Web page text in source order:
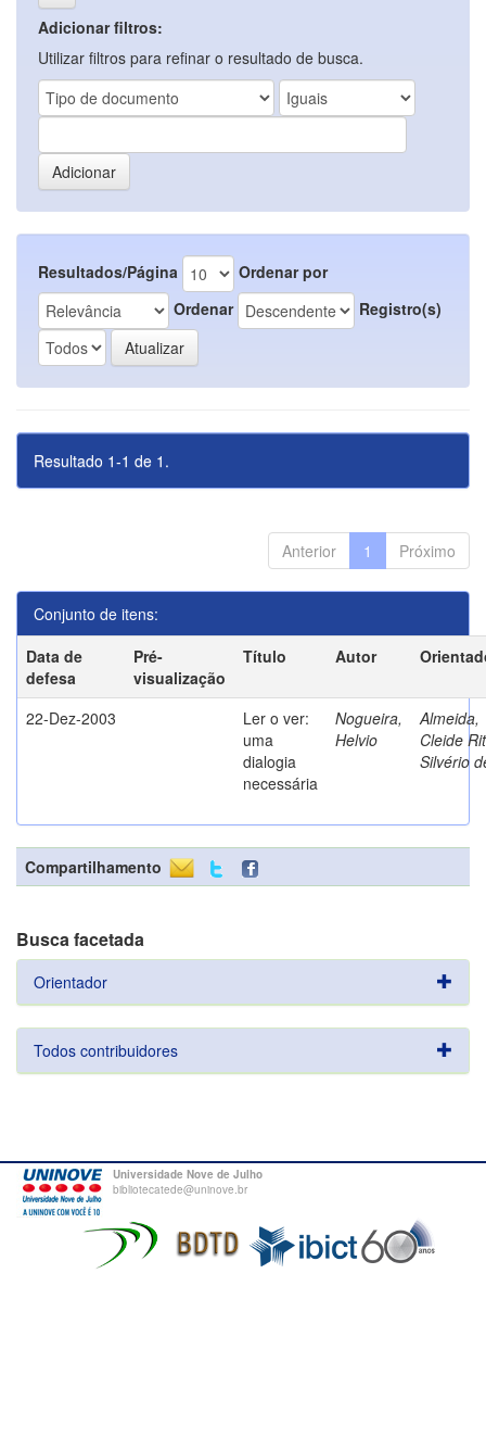
Adicionar filtros:
Utilizar filtros para refinar o resultado de busca.
Resultados/Página
Ordenar por
Ordenar
Registro(s)
Resultado 1-1 de 1.
Anterior 1 Próximo
Conjunto de itens:
Data de
defesa
Pré-
visualização
Título Autor
22-Dez-2003
Ler o ver:
uma
dialogia
necessária
Nogueira,
Helvio
Almeida,
Cleide
Silvério
Compartilhamento
Busca facetada
Orientador
Todos contribuidores
Universidade Nove de Julho
bibliotecatede@uninove.br